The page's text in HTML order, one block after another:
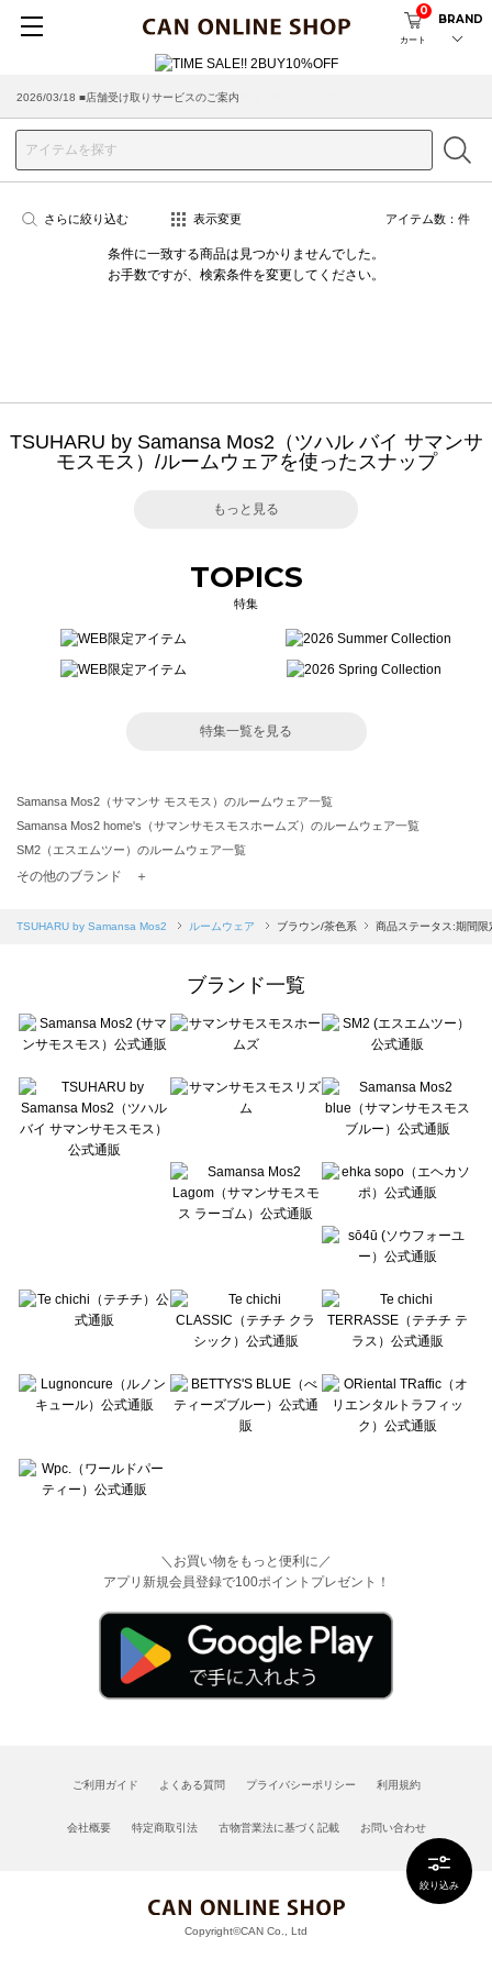
カート
0
BRAND
2026/03/18 ■店舗受け取りサービスのご案内
絞り込み
さらに絞り込む 表示変更 アイテム数： 件
条件に一致する商品は見つかりませんでした。
お手数ですが、検索条件を変更してください。
TSUHARU by Samansa Mos2（ツハル バイ サマンサ
モスモス）/ルームウェアを使ったスナップ
もっと見る
TOPICS
特集
特集一覧を見る
Samansa Mos2（サマンサ モスモス）のルームウェア一覧
Samansa Mos2 home's（サマンサモスモスホームズ）のルームウェア一覧
SM2（エスエムツー）のルームウェア一覧
TSUHARU by Samansa Mos2（ツハルバイサマンサモスモス）のルームウェア一覧
Samansa Mos2 blue（サマンサモスモス ブルー）のルームウェア一覧
sō4ū（ソウフォーユー）のルームウェア一覧
Te chichi（テチチ）のルームウェア一覧
Te chichi CLASSIC（テチチ クラシック）のルームウェア一覧
Lugnoncure（ルノンキュール）のルームウェア一覧
BETTY'S BLUE（べティーズブルー）のルームウェア一覧
Wpc.（ワールドパーティー）のルームウェア一覧
その他のブランド ＋
TSUHARU by Samansa Mos2 ルームウェア ブラウン/茶色系 商品ステータス:期間限
ブランド一覧
＼お買い物をもっと便利に／
アプリ新規会員登録で100ポイントプレゼント！
ご利用ガイド よくある質問 プライバシーポリシー 利用規約
会社概要 特定商取引法 古物営業法に基づく記載 お問い合わせ
Copyright©CAN Co., Ltd